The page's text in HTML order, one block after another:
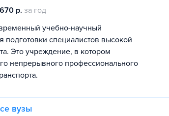
р. за год
учебно-научный
специалистов высокой
Это учреждение, в котором
непрерывного профессионального
вузы